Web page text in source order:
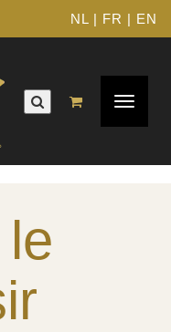
NL | FR | EN
Toggle